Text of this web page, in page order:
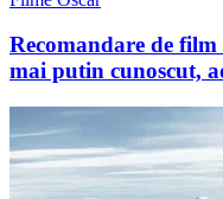
Recomandare de
mai putin cunoscut,